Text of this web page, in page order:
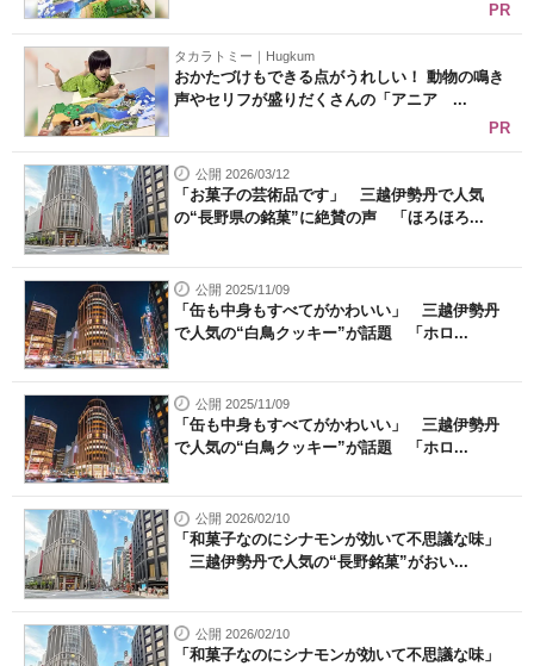
PR
タカラトミー｜Hugkum
おかたづけもできる点がうれしい！ 動物の鳴き
声やセリフが盛りだくさんの「アニア ...
PR
公開 2026/03/12
「お菓子の芸術品です」 三越伊勢丹で人気
の“長野県の銘菓”に絶賛の声 「ほろほろ...
公開 2025/11/09
「缶も中身もすべてがかわいい」 三越伊勢丹
で人気の“白鳥クッキー”が話題 「ホロ...
公開 2025/11/09
「缶も中身もすべてがかわいい」 三越伊勢丹
で人気の“白鳥クッキー”が話題 「ホロ...
公開 2026/02/10
「和菓子なのにシナモンが効いて不思議な味」
三越伊勢丹で人気の“長野銘菓”がおい...
公開 2026/02/10
「和菓子なのにシナモンが効いて不思議な味」